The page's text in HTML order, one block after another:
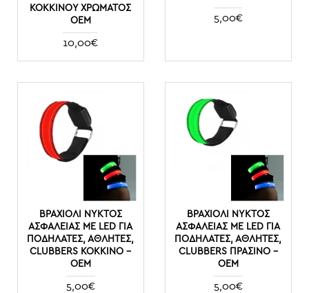
ΚΌΚΚΙΝΟΥ ΧΡΏΜΑΤΟΣ
ΟΕΜ
10,00€
5,00€
ΒΡΑΧΙΌΛΙ ΝΥΚΤΌΣ
ΑΣΦΑΛΕΊΑΣ ΜΕ LED ΓΙΑ
ΠΟΔΗΛΆΤΕΣ, ΑΘΛΗΤΈΣ,
CLUBBERS ΚΟΚΚΙΝΟ –
ΟΕΜ
5,00€
ΒΡΑΧΙΌΛΙ ΝΥΚΤΌΣ
ΑΣΦΑΛΕΊΑΣ ΜΕ LED ΓΙΑ
ΠΟΔΗΛΆΤΕΣ, ΑΘΛΗΤΈΣ,
CLUBBERS ΠΡΑΣΙΝΟ –
ΟΕΜ
5,00€